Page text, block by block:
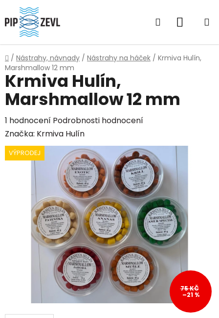
Přejít
na
obsah
Hledat
Domů
/ Nástrahy, návnady / Nástrahy na háček / Krmiva Hulín,
Marshmallow 12 mm
Krmiva Hulín,
Marshmallow 12 mm
Průměrné
hodnocení
produktu
je
hvězdiček.
1 hodnocení Podrobnosti hodnocení
Značka: Krmiva Hulín
VÝPRODEJ
75 KČ
–21 %